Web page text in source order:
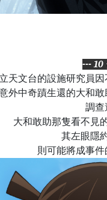
--- 10
天文台的設施研究員
外中奇蹟生還的大和
調查
大和敢助那隻看不見
其左眼隱
則可能將成事